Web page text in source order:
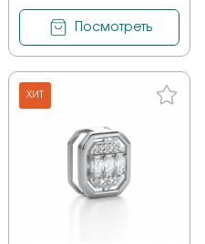
Посмотреть
ХИТ